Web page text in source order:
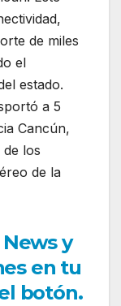
de miles
el
estado.
a 5
Cancún,
los
de la
y
en tu
botón.